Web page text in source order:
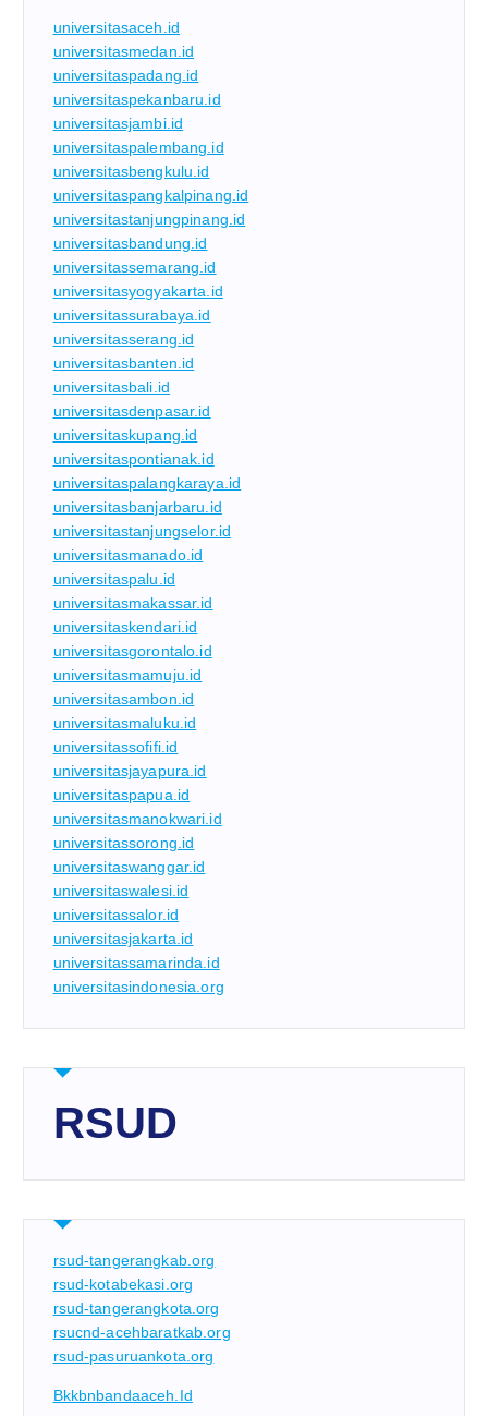
universitasaceh.id
universitasmedan.id
universitaspadang.id
universitaspekanbaru.id
universitasjambi.id
universitaspalembang.id
universitasbengkulu.id
universitaspangkalpinang.id
universitastanjungpinang.id
universitasbandung.id
universitassemarang.id
universitasyogyakarta.id
universitassurabaya.id
universitasserang.id
universitasbanten.id
universitasbali.id
universitasdenpasar.id
universitaskupang.id
universitaspontianak.id
universitaspalangkaraya.id
universitasbanjarbaru.id
universitastanjungselor.id
universitasmanado.id
universitaspalu.id
universitasmakassar.id
universitaskendari.id
universitasgorontalo.id
universitasmamuju.id
universitasambon.id
universitasmaluku.id
universitassofifi.id
universitasjayapura.id
universitaspapua.id
universitasmanokwari.id
universitassorong.id
universitaswanggar.id
universitaswalesi.id
universitassalor.id
universitasjakarta.id
universitassamarinda.id
universitasindonesia.org
RSUD
rsud-tangerangkab.org
rsud-kotabekasi.org
rsud-tangerangkota.org
rsucnd-acehbaratkab.org
rsud-pasuruankota.org
Bkkbnbandaaceh.id